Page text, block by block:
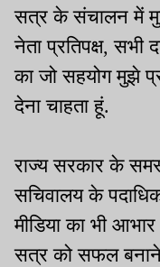
सत्र के संचालन में
नेता प्रतिपक्ष,
का जो सहयोग मुझे
देना चाहता हूं.
राज्य सरकार के
सचिवालय के
मीडिया का भी
सत्र को सफल बनाने